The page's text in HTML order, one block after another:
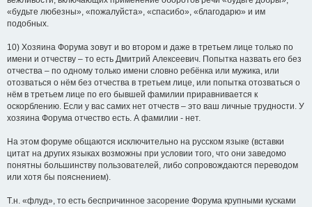
«будьте любезны», «пожалуйста», «спасибо», «благодарю» и им
подобных.
10) Хозяина Форума зовут и во втором и даже в третьем лице только по
имени и отчеству – то есть Дмитрий Алексеевич. Попытка назвать его без
отчества – по одному только имени словно ребёнка или мужика, или
отозваться о нём без отчества в третьем лице, или попытка отозваться о
нём в третьем лице по его бывшей фамилии приравнивается к
оскорблению. Если у вас самих нет отчеств – это ваш личные трудности. У
хозяина Форума отчество есть. А фамилии - нет.
На этом форуме общаются исключительно на русском языке (вставки
цитат на других языках возможны при условии того, что они заведомо
понятны большинству пользователей, либо сопровождаются переводом
или хотя бы пояснением).
Т.н. «флуд», то есть беспричинное засорение Форума крупными кусками